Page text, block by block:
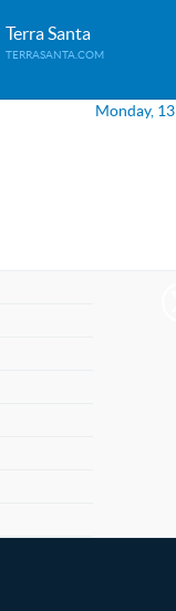
Terra Santa
TERRASANTA.COM
Monday, 13